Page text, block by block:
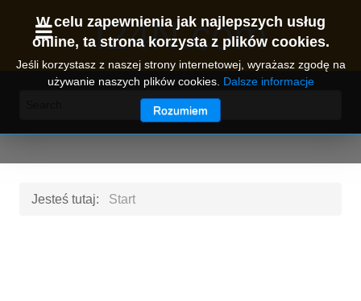
I24N.com
Jesteś tutaj: Start
W celu zapewnienia jak najlepszych usług
online, ta strona korzysta z plików cookies.
Jeśli korzystasz z naszej strony internetowej, wyrażasz zgodę na
używanie naszych plików cookies. Dalsze informacje
Rozumiem